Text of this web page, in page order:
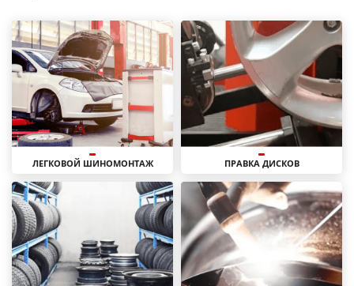
ЛЕГКОВОЙ ШИНОМОНТАЖ ПРАВКА ДИСКОВ